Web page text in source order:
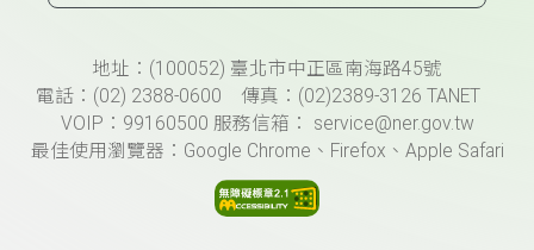
頁尾資訊地址：(100052) 臺北市中正區南海路45號
電話：(02) 2388-0600 傳真：(02)2389-3126 TANET
VOIP：99160500 服務信箱： service@ner.gov.tw
最佳使用瀏覽器：Google Chrome、Firefox、Apple Safari